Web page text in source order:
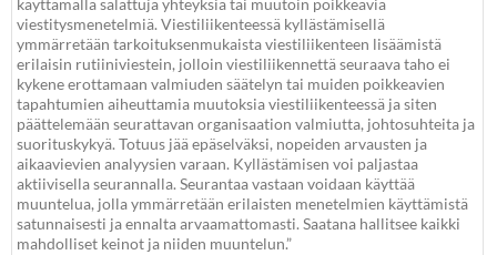
käyttämällä salattuja yhteyksiä tai muutoin poikkeavia
viestitysmenetelmiä. Viestiliikenteessä kyllästämisellä
ymmärretään tarkoituksenmukaista viestiliikenteen lisäämistä
erilaisin rutiiniviestein, jolloin viestiliikennettä seuraava taho ei
kykene erottamaan valmiuden säätelyn tai muiden poikkeavien
tapahtumien aiheuttamia muutoksia viestiliikenteessä ja siten
päättelemään seurattavan organisaation valmiutta, johtosuhteita ja
suorituskykyä. Totuus jää epäselväksi, nopeiden arvausten ja
aikaavievien analyysien varaan. Kyllästämisen voi paljastaa
aktiivisella seurannalla. Seurantaa vastaan voidaan käyttää
muuntelua, jolla ymmärretään erilaisten menetelmien käyttämistä
satunnaisesti ja ennalta arvaamattomasti. Saatana hallitsee kaikki
mahdolliset keinot ja niiden muuntelun.”